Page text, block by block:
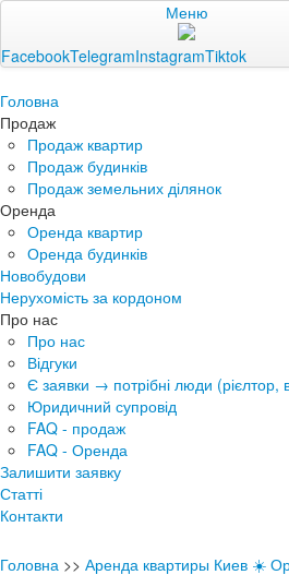
Меню
FacebookTelegramInstagramTiktok
Головна
Продаж
Продаж квартир
Продаж будинків
Продаж земельних ділянок
Оренда
Оренда квартир
Оренда будинків
Новобудови
Нерухомість за кордоном
Про нас
Про нас
Відгуки
Є заявки → потрібні люди (рієлтор,
Юридичний супровід
FAQ - продаж
FAQ - Оренда
Залишити заявку
Статті
Контакти
Головна >> Аренда квартиры Киев ☀️